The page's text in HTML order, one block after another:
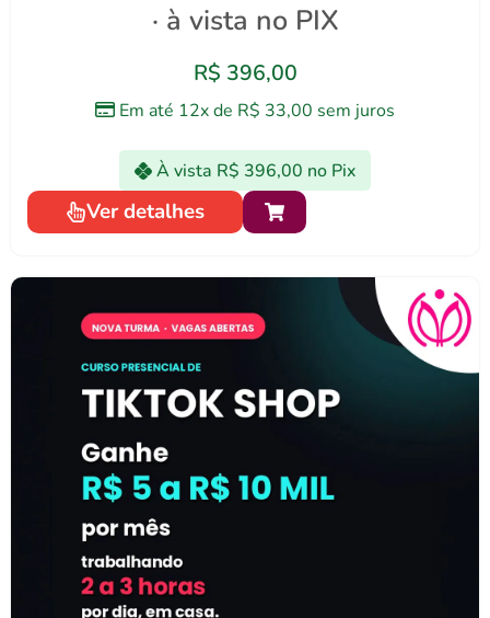
· à vista no PIX
R$ 396,00
Em até 12x de R$ 33,00 sem juros
À vista R$ 396,00 no Pix
Ver detalhes